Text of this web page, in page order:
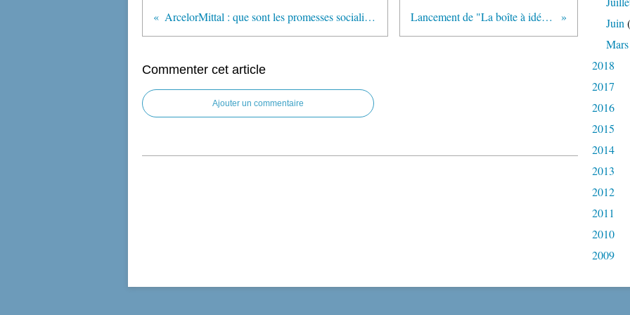
ArcelorMittal : que sont les promesses socialistes devenues ? Lancement de "La boîte à idées" Moselle
Commenter cet article
Ajouter un commentaire
Juin
Mars
2018
2017
2016
2015
2014
2013
2012
2011
2010
2009